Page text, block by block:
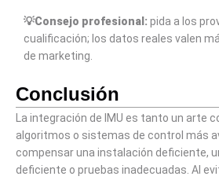
💡Consejo profesional: pida a los
cualificación; los datos reales valen
de marketing.
Conclusión
La integración de IMU es tanto un arte
algoritmos o sistemas de control más
compensar una instalación deficiente,
deficiente o pruebas inadecuadas. Al